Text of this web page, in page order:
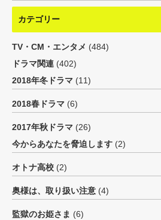
カテゴリー
TV・CM・エンタメ (484)
ドラマ関連 (402)
2018年冬ドラマ (11)
2018春ドラマ (6)
2017年秋ドラマ (26)
今からあなたを脅迫します (2)
オトナ高校 (2)
奥様は、取り扱い注意 (4)
監獄のお姫さま (6)